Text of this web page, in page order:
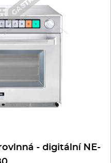
těstovin
- digitální NE-